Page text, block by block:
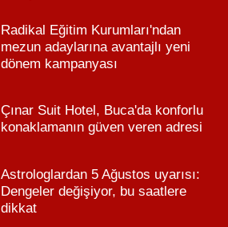
Radikal Eğitim Kurumları'ndan
mezun adaylarına avantajlı yeni
dönem kampanyası
Çınar Suit Hotel, Buca'da konforlu
konaklamanın güven veren adresi
Astrologlardan 5 Ağustos uyarısı:
Dengeler değişiyor, bu saatlere
dikkat